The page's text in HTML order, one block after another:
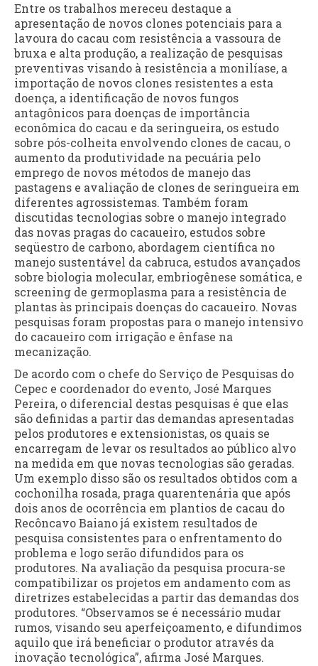
Entre os trabalhos mereceu destaque a
apresentação de novos clones potenciais para a
lavoura do cacau com resistência a vassoura de
bruxa e alta produção, a realização de pesquisas
preventivas visando à resistência a monilíase, a
importação de novos clones resistentes a esta
doença, a identificação de novos fungos
antagônicos para doenças de importância
econômica do cacau e da seringueira, os estudo
sobre pós-colheita envolvendo clones de cacau, o
aumento da produtividade na pecuária pelo
emprego de novos métodos de manejo das
pastagens e avaliação de clones de seringueira em
diferentes agrossistemas. Também foram
discutidas tecnologias sobre o manejo integrado
das novas pragas do cacaueiro, estudos sobre
seqüestro de carbono, abordagem científica no
manejo sustentável da cabruca, estudos avançados
sobre biologia molecular, embriogênese somática, e
screening de germoplasma para a resistência de
plantas às principais doenças do cacaueiro. Novas
pesquisas foram propostas para o manejo intensivo
do cacaueiro com irrigação e ênfase na
mecanização.
De acordo com o chefe do Serviço de Pesquisas do
Cepec e coordenador do evento, José Marques
Pereira, o diferencial destas pesquisas é que elas
são definidas a partir das demandas apresentadas
pelos produtores e extensionistas, os quais se
encarregam de levar os resultados ao público alvo
na medida em que novas tecnologias são geradas.
Um exemplo disso são os resultados obtidos com a
cochonilha rosada, praga quarentenária que após
dois anos de ocorrência em plantios de cacau do
Recôncavo Baiano já existem resultados de
pesquisa consistentes para o enfrentamento do
problema e logo serão difundidos para os
produtores. Na avaliação da pesquisa procura-se
compatibilizar os projetos em andamento com as
diretrizes estabelecidas a partir das demandas dos
produtores. “Observamos se é necessário mudar
rumos, visando seu aperfeiçoamento, e difundimos
aquilo que irá beneficiar o produtor através da
inovação tecnológica”, afirma José Marques.